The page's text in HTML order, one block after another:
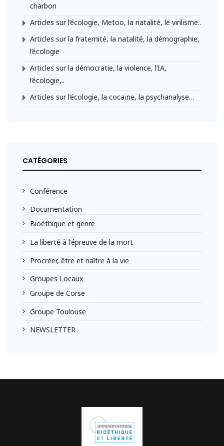
charbon
Articles sur l’écologie, Metoo, la natalité, le virilisme..
Articles sur la fraternité, la natalité, la démographie,
l’écologie
Articles sur la démocratie, la violence, l’IA,
l’écologie,..
Articles sur l’écologie, la cocaïne, la psychanalyse…
CATÉGORIES
Conférence
Documentation
Bioéthique et genre
La liberté à l'épreuve de la mort
Procréer, être et naître à la vie
Groupes Locaux
Groupe de Corse
Groupe Toulouse
NEWSLETTER